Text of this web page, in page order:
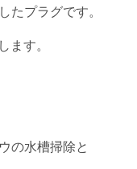
たプラグです。
す。
の水槽掃除と